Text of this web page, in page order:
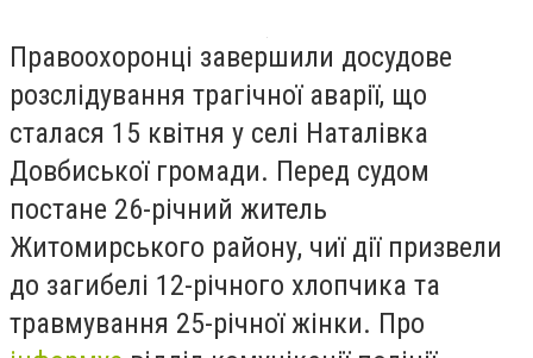
Правоохоронці завершили досудове
розслідування трагічної аварії, що
сталася 15 квітня у селі Наталівка
Довбиської громади. Перед судом
постане 26-річний житель
Житомирського району, чиї дії призвели
до загибелі 12-річного хлопчика та
травмування 25-річної жінки. Про